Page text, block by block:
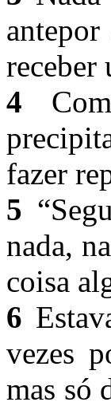
receber
4
fazer
5
nada,
coisa
6
vezes
mas só